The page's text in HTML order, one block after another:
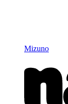
Mizuno